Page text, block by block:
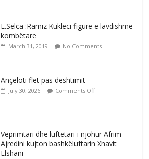
E.Selca :Ramiz Kukleci figurë e lavdishme
kombëtare
March 31, 2019 No Comments
Ançeloti flet pas dështimit
July 30, 2026 Comments Off
Veprimtari dhe luftëtari i njohur Afrim
Ajredini kujton bashkëluftarin Xhavit
Elshani